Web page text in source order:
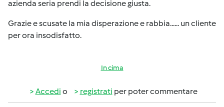
azienda seria prendi la decisione giusta.
Grazie e scusate la mia disperazione e rabbia...... un cliente
per ora insodisfatto.
In cima
Accedi o registrati per poter commentare